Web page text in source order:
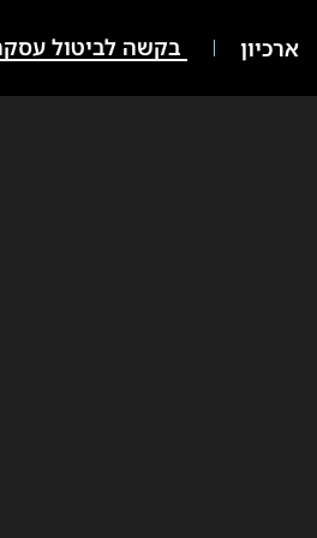
ארכיון בקשה לביטול עסקה